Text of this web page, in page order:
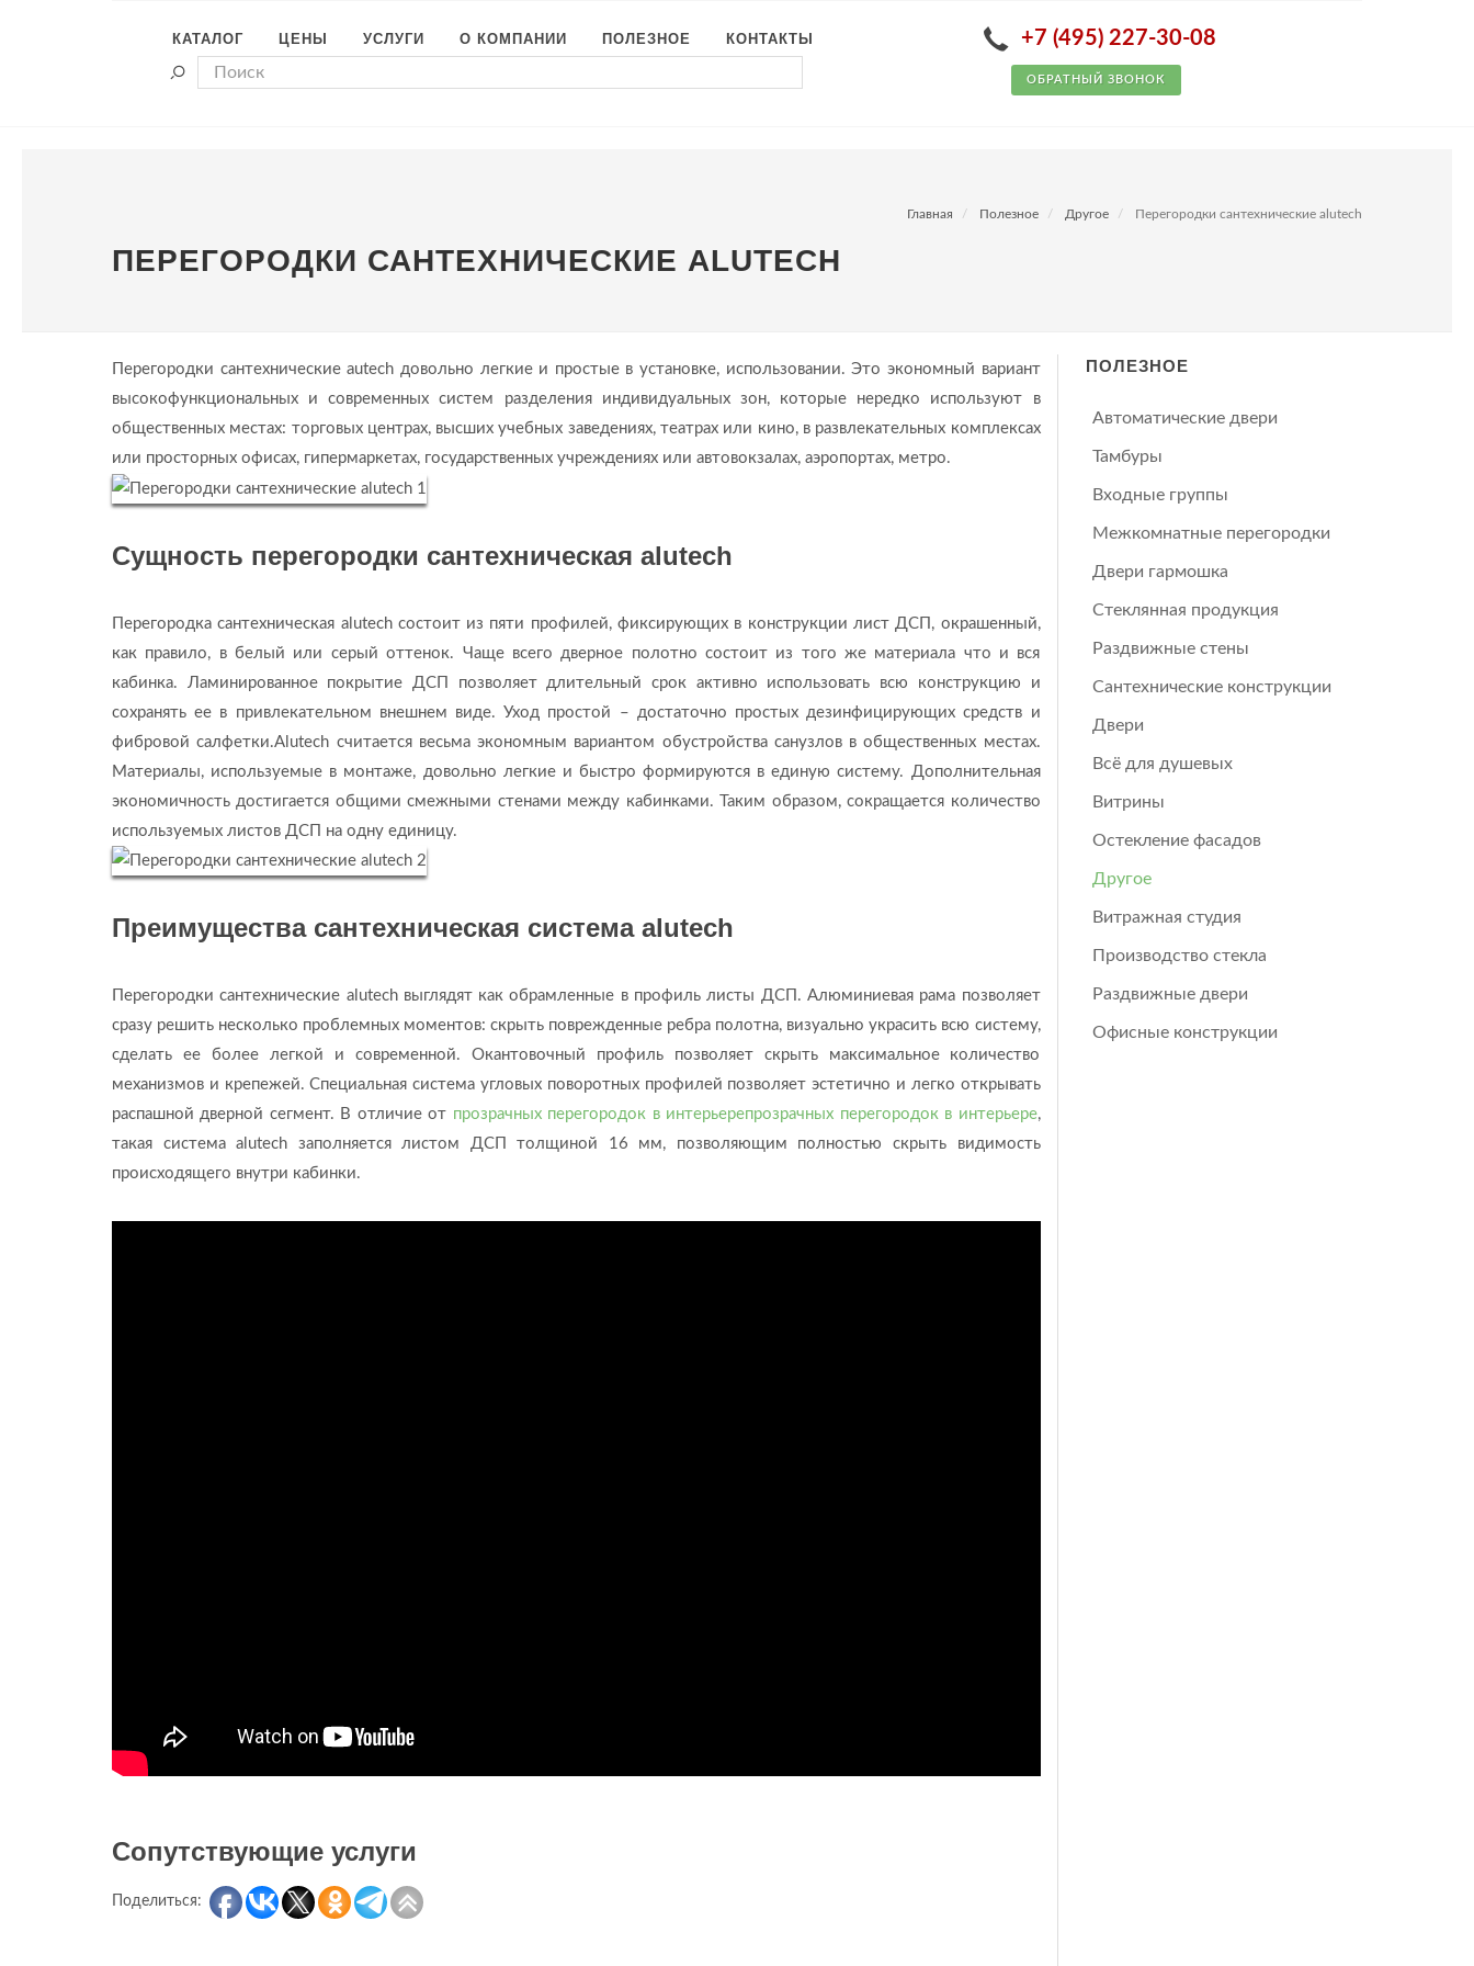
КАТАЛОГ ЦЕНЫ УСЛУГИ О КОМПАНИИ ПОЛЕЗНОЕ КОНТАКТЫ +7 (495) 227-30-08
ОБРАТНЫЙ ЗВОНОК
Главная Полезное Другое Перегородки сантехнические alutech
ПЕРЕГОРОДКИ САНТЕХНИЧЕСКИЕ ALUTECH
Перегородки сантехнические autech довольно легкие и простые в установке, использовании. Это экономный вариант
высокофункциональных и современных систем разделения индивидуальных зон, которые нередко используют в
общественных местах: торговых центрах, высших учебных заведениях, театрах или кино, в развлекательных комплексах
или просторных офисах, гипермаркетах, государственных учреждениях или автовокзалах, аэропортах, метро.
Сущность перегородки сантехническая alutech
Перегородка сантехническая alutech состоит из пяти профилей, фиксирующих в конструкции лист ДСП, окрашенный,
как правило, в белый или серый оттенок. Чаще всего дверное полотно состоит из того же материала что и вся
кабинка. Ламинированное покрытие ДСП позволяет длительный срок активно использовать всю конструкцию и
сохранять ее в привлекательном внешнем виде. Уход простой – достаточно простых дезинфицирующих средств и
фибровой салфетки.Alutech считается весьма экономным вариантом обустройства санузлов в общественных местах.
Материалы, используемые в монтаже, довольно легкие и быстро формируются в единую систему. Дополнительная
экономичность достигается общими смежными стенами между кабинками. Таким образом, сокращается количество
используемых листов ДСП на одну единицу.
Преимущества сантехническая система alutech
Перегородки сантехнические alutech выглядят как обрамленные в профиль листы ДСП. Алюминиевая рама позволяет
сразу решить несколько проблемных моментов: скрыть поврежденные ребра полотна, визуально украсить всю систему,
сделать ее более легкой и современной. Окантовочный профиль позволяет скрыть максимальное количество
механизмов и крепежей. Специальная система угловых поворотных профилей позволяет эстетично и легко открывать
распашной дверной сегмент. В отличие от прозрачных перегородок в интерьерепрозрачных перегородок в интерьере,
такая система alutech заполняется листом ДСП толщиной 16 мм, позволяющим полностью скрыть видимость
происходящего внутри кабинки.
Сопутствующие услуги
Поделиться:
ПОЛЕЗНОЕ
Автоматические двери
Тамбуры
Входные группы
Межкомнатные перегородки
Двери гармошка
Стеклянная продукция
Раздвижные стены
Сантехнические конструкции
Двери
Всё для душевых
Витрины
Остекление фасадов
Другое
Витражная студия
Производство стекла
Раздвижные двери
Офисные конструкции